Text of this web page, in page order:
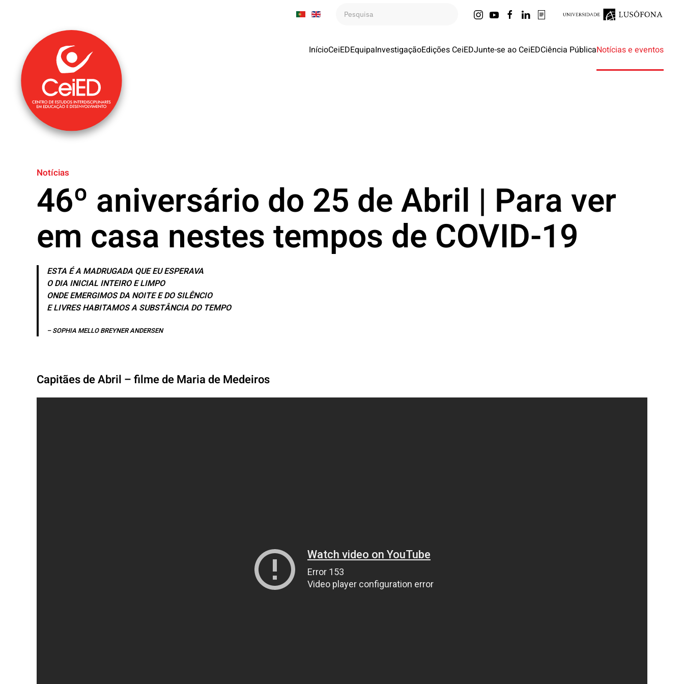
Saltar para o conteúdo principal
InícioCeiEDEquipaInvestigaçãoEdições CeiEDJunte-se ao CeiEDCiência PúblicaNotícias e eventos
Notícias
46º aniversário do 25 de Abril | Para ver
em casa nestes tempos de COVID-19
ESTA É A MADRUGADA QUE EU ESPERAVA
O DIA INICIAL INTEIRO E LIMPO
ONDE EMERGIMOS DA NOITE E DO SILÊNCIO
E LIVRES HABITAMOS A SUBSTÂNCIA DO TEMPO
– SOPHIA MELLO BREYNER ANDERSEN
Capitães de Abril – filme de Maria de Medeiros